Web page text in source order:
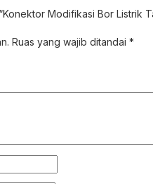
Modifikasi Bor Listrik
Ruas yang wajib ditandai *